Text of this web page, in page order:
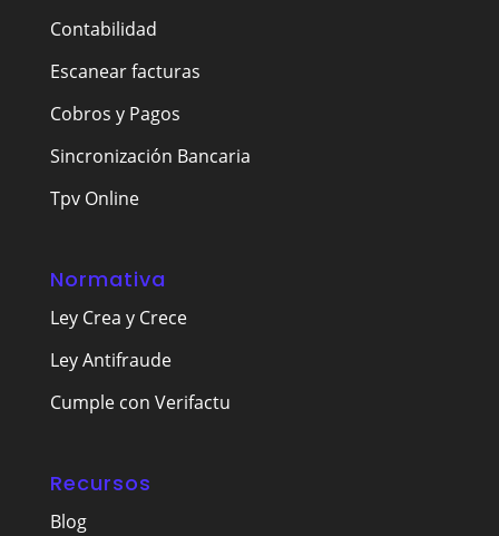
Contabilidad
Escanear facturas
Cobros y Pagos
Sincronización Bancaria
Tpv Online
Normativa
Ley Crea y Crece
Ley Antifraude
Cumple con Verifactu
Recursos
Blog